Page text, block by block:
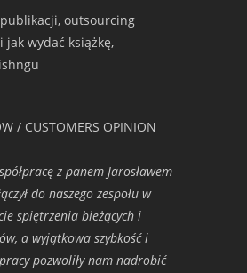
publikacji, outsourcing
wydać książkę,
/ CUSTOMERS OPINION
z panem Jarosławem
do naszego zespołu w
spiętrzenia bieżących i
a wyjątkowa szybkość i
pozwoliły nam nadrobić